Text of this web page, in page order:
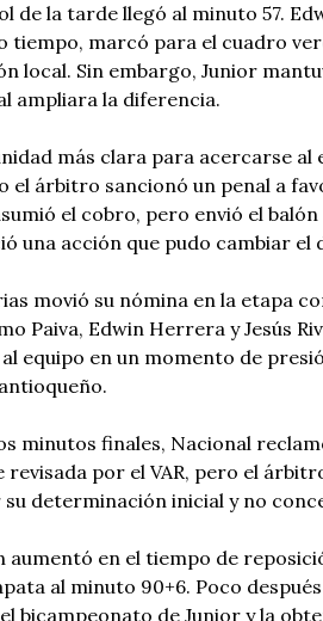
de la tarde llegó al minuto 57.
tiempo, marcó para el cuadro
local. Sin embargo, Junior
ampliara la diferencia.
más clara para acercarse al
el árbitro sancionó un penal a
el cobro, pero envió el
una acción que pudo cambiar el
movió su nómina en la etapa
Paiva, Edwin Herrera y Jesús
equipo en un momento de
minutos finales, Nacional
revisada por el VAR, pero el
determinación inicial y no
aumentó en el tiempo de
al minuto 90+6. Poco
bicampeonato de Junior y la